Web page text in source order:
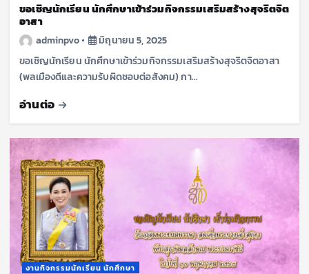
ขอเชิญนักเรียน นักศึกษาเข้าร่วมกิจกรรมเสริมสร้างสุจริตจิต
อาสา
adminpvo
มิถุนายน 5, 2025
ขอเชิญนักเรียน นักศึกษาเข้าร่วมกิจกรรมเสริมสร้างสุจริตจิตอาสา
(พลเมืองดีและความรับผิดชอบต่อสังคม) กา…
อ่านต่อ
งานกิจกรรมนักเรียน นักศึกษา